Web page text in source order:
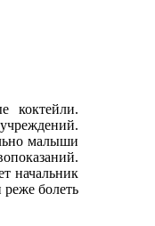
коктейли.
малыши
начальник
болеть